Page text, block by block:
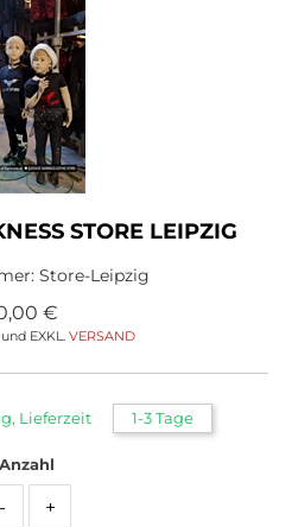
STORE LEIPZIG
Store-Leipzig
€
EXKL. VERSAND
Lieferzeit 1-3 Tage
Anzahl
- +